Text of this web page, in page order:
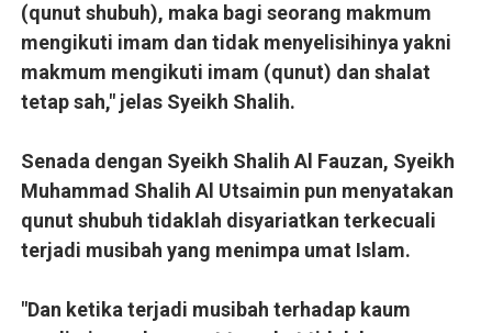
(qunut shubuh), maka bagi seorang makmum
mengikuti imam dan tidak menyelisihinya yakni
makmum mengikuti imam (qunut) dan shalat
tetap sah," jelas Syeikh Shalih.
Senada dengan Syeikh Shalih Al Fauzan, Syeikh
Muhammad Shalih Al Utsaimin pun menyatakan
qunut shubuh tidaklah disyariatkan terkecuali
terjadi musibah yang menimpa umat Islam.
"Dan ketika terjadi musibah terhadap kaum